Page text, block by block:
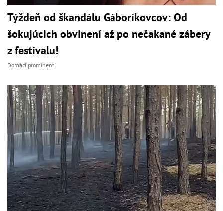
Týždeň od škandálu Gáboríkovcov: Od
šokujúcich obvinení až po nečakané zábery
z festivalu!
Domáci prominenti